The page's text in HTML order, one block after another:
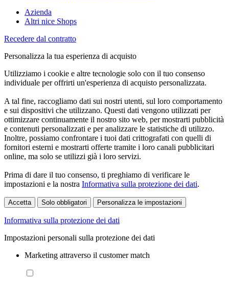
Azienda
Altri nice Shops
Recedere dal contratto
Personalizza la tua esperienza di acquisto
Utilizziamo i cookie e altre tecnologie solo con il tuo consenso
individuale per offrirti un'esperienza di acquisto personalizzata.
A tal fine, raccogliamo dati sui nostri utenti, sul loro comportamento
e sui dispositivi che utilizzano. Questi dati vengono utilizzati per
ottimizzare continuamente il nostro sito web, per mostrarti pubblicità
e contenuti personalizzati e per analizzare le statistiche di utilizzo.
Inoltre, possiamo confrontare i tuoi dati crittografati con quelli di
fornitori esterni e mostrarti offerte tramite i loro canali pubblicitari
online, ma solo se utilizzi già i loro servizi.
Prima di dare il tuo consenso, ti preghiamo di verificare le
impostazioni e la nostra Informativa sulla protezione dei dati.
Accetta Solo obbligatori Personalizza le impostazioni
Informativa sulla protezione dei dati
Impostazioni personali sulla protezione dei dati
Marketing attraverso il customer match